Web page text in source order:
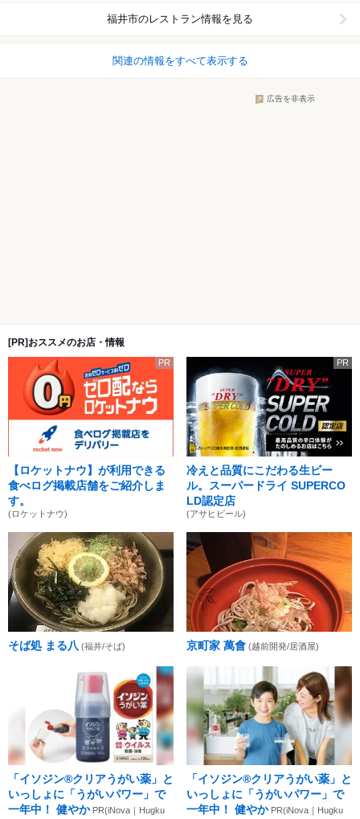
福井市のレストラン情報を見る
関連の情報をすべて表示する
広告を非表示
[PR]おススメのお店・情報
PR
【ロケットナウ】が利用できる
食べログ掲載店舗をご紹介しま
す。
(ロケットナウ)
PR
冷えと品質にこだわる生ビー
ル。スーパードライ SUPERCO
LD認定店
(アサヒビール)
そば処 まる八 (福井/そば) 京町家 萬會 (越前開発/居酒屋)
「イソジン®クリアうがい薬」と
いっしょに「うがいパワー」で
一年中！ 健やか PR(iNova｜Hugku
「イソジン®クリアうがい薬」と
いっしょに「うがいパワー」で
一年中！ 健やか PR(iNova｜Hugku